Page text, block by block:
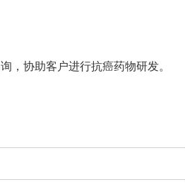
，协助客户进行抗癌药物研发。